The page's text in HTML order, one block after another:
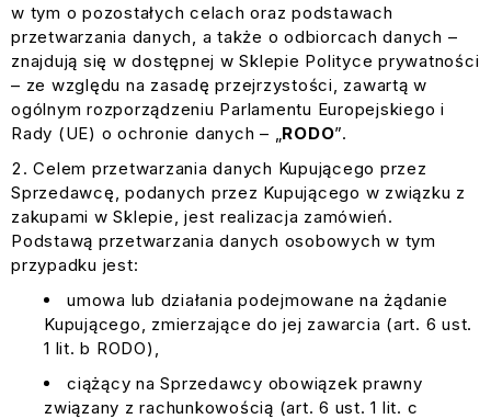
w tym o pozostałych celach oraz podstawach
przetwarzania danych, a także o odbiorcach danych –
znajdują się w dostępnej w Sklepie Polityce prywatności
– ze względu na zasadę przejrzystości, zawartą w
ogólnym rozporządzeniu Parlamentu Europejskiego i
Rady (UE) o ochronie danych – „RODO”.
Celem przetwarzania danych Kupującego przez
Sprzedawcę, podanych przez Kupującego w związku z
zakupami w Sklepie, jest realizacja zamówień.
Podstawą przetwarzania danych osobowych w tym
przypadku jest:
umowa lub działania podejmowane na żądanie
Kupującego, zmierzające do jej zawarcia (art. 6 ust.
1 lit. b RODO),
ciążący na Sprzedawcy obowiązek prawny
związany z rachunkowością (art. 6 ust. 1 lit. c